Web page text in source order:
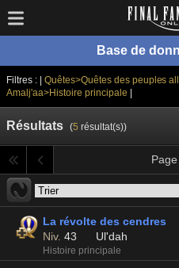
Base de
Filtres : | Quêtes>Quêtes des peuples
Amalj'aa>Histoire principale
Résultats (5 résultat(s))
La révolte des cendres
Niv. 43 Ul'dah
Histoire principale